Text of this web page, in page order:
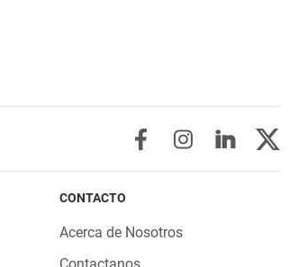
CONTACTO
Acerca de Nosotros